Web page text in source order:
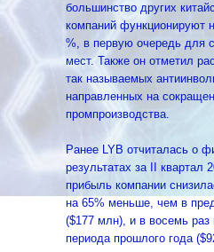
большинство других
компаний функционируют
%, в первую очередь для
мест. Также он отметил
так называемых
направленных на
промпроизводства.
Ранее LYB отчиталась о
результатах за II квартал
прибыль компании
на 65% меньше, чем в
($177 млн), и в восемь раз
периода прошлого года